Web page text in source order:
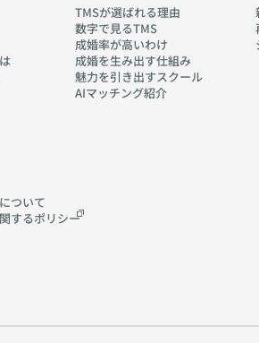
TMSが選ばれる理由
数字で見るTMS
成婚率が高いわけ
成婚を生み出す仕組み
魅力を引き出すスクール
AIマッチング紹介
ついて
するポリシー